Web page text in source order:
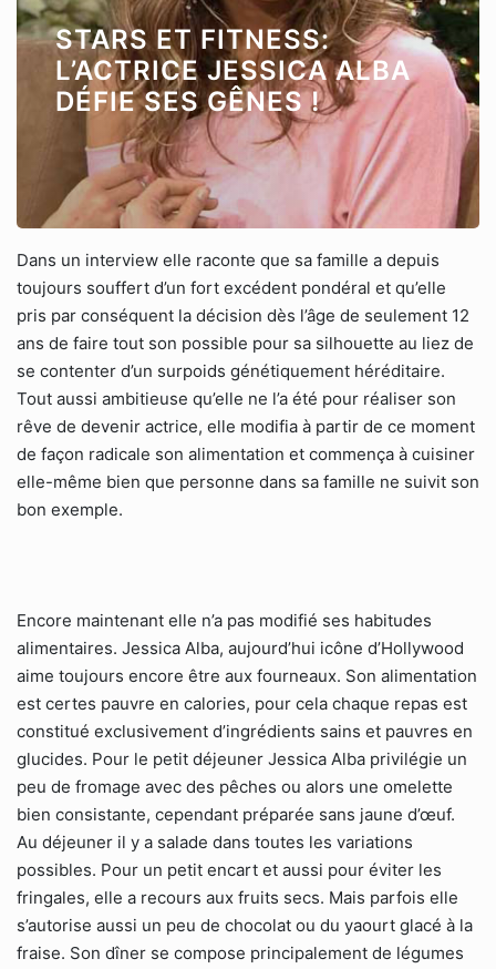
STARS ET FITNESS:
L’ACTRICE JESSICA ALBA
DÉFIE SES GÊNES !
Dans un interview elle raconte que sa famille a depuis
toujours souffert d’un fort excédent pondéral et qu’elle
pris par conséquent la décision dès l’âge de seulement 12
ans de faire tout son possible pour sa silhouette au liez de
se contenter d’un surpoids génétiquement héréditaire.
Tout aussi ambitieuse qu’elle ne l’a été pour réaliser son
rêve de devenir actrice, elle modifia à partir de ce moment
de façon radicale son alimentation et commença à cuisiner
elle-même bien que personne dans sa famille ne suivit son
bon exemple.
Encore maintenant elle n’a pas modifié ses habitudes
alimentaires. Jessica Alba, aujourd’hui icône d’Hollywood
aime toujours encore être aux fourneaux. Son alimentation
est certes pauvre en calories, pour cela chaque repas est
constitué exclusivement d’ingrédients sains et pauvres en
glucides. Pour le petit déjeuner Jessica Alba privilégie un
peu de fromage avec des pêches ou alors une omelette
bien consistante, cependant préparée sans jaune d’œuf.
Au déjeuner il y a salade dans toutes les variations
possibles. Pour un petit encart et aussi pour éviter les
fringales, elle a recours aux fruits secs. Mais parfois elle
s’autorise aussi un peu de chocolat ou du yaourt glacé à la
fraise. Son dîner se compose principalement de légumes